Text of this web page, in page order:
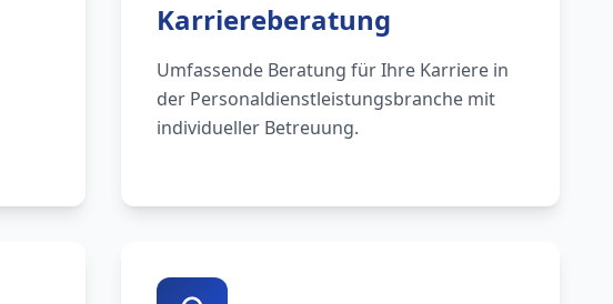
Karriereberatung
Umfassende Beratung für Ihre Karriere in
der Personaldienstleistungsbranche mit
individueller Betreuung.